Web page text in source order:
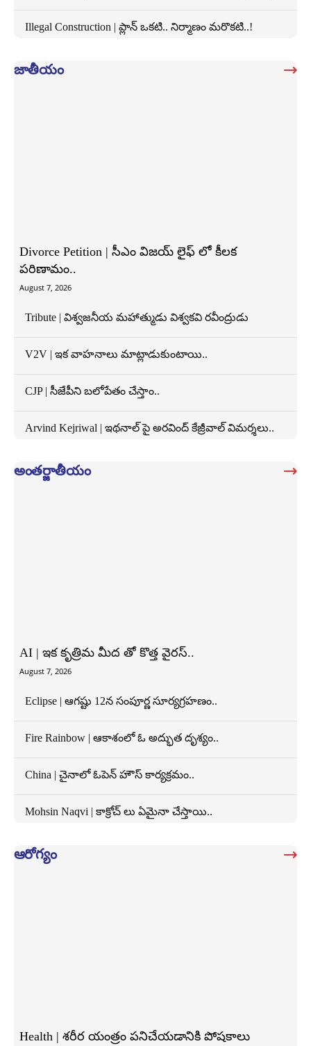
Illegal Construction | ప్లాన్ ఒకటి.. నిర్మాణం మరొకటి..!
జాతీయం
Divorce Petition | సీఎం విజయ్ లైఫ్ లో కీలక
పరిణామం..
August 7, 2026
Tribute | విశ్వజనీయ మహాత్ముడు విశ్వకవి రవీంద్రుడు
V2V | ఇక వాహనాలు మాట్లాడుకుంటాయి..
CJP | సీజేపీని బలోపేతం చేస్తాం..
Arvind Kejriwal | ఇథనాల్ పై అరవింద్ కేజ్రీవాల్ విమర్శలు..
అంతర్జాతీయం
AI | ఇక కృత్రిమ మీద తో కొత్త వైరస్..
August 7, 2026
Eclipse | ఆగష్టు 12న సంపూర్ణ సూర్యగ్రహణం..
Fire Rainbow | ఆకాశంలో ఓ అద్భుత దృశ్యం..
China | చైనాలో ఓపెన్ హౌస్ కార్యక్రమం..
Mohsin Naqvi | కాక్రోచ్ లు ఏమైనా చేస్తాయి..
ఆరోగ్యం
Health | శరీర యంత్రం పనిచేయడానికి పోషకాలు